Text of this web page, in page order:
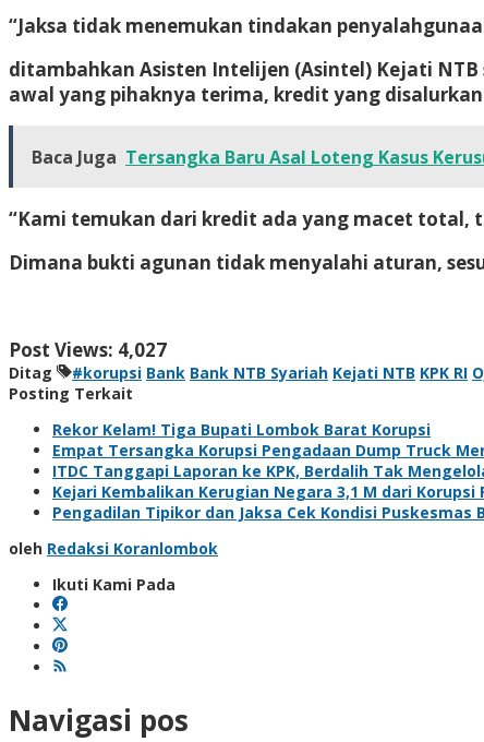
“Jaksa tidak menemukan tindakan
ditambahkan Asisten Intelijen (Asintel) Kejati NTB
awal yang pihaknya terima, kredit yang
Baca Juga Tersangka Baru Asal Loteng Kasus
“Kami temukan dari kredit ada yang macet total,
Dimana bukti agunan tidak menyalahi aturan,
Post Views: 4,027
Ditag #korupsi Bank Bank NTB Syariah Kejati NTB KPK RI
Posting Terkait
Rekor Kelam! Tiga Bupati Lombok Barat Korupsi
Empat Tersangka Korupsi Pengadaan Dump Truck
ITDC Tanggapi Laporan ke KPK, Berdalih Tak
Kejari Kembalikan Kerugian Negara 3,1 M dari
Pengadilan Tipikor dan Jaksa Cek Kondisi Puskesmas
oleh Redaksi Koranlombok
Ikuti Kami Pada
Navigasi pos